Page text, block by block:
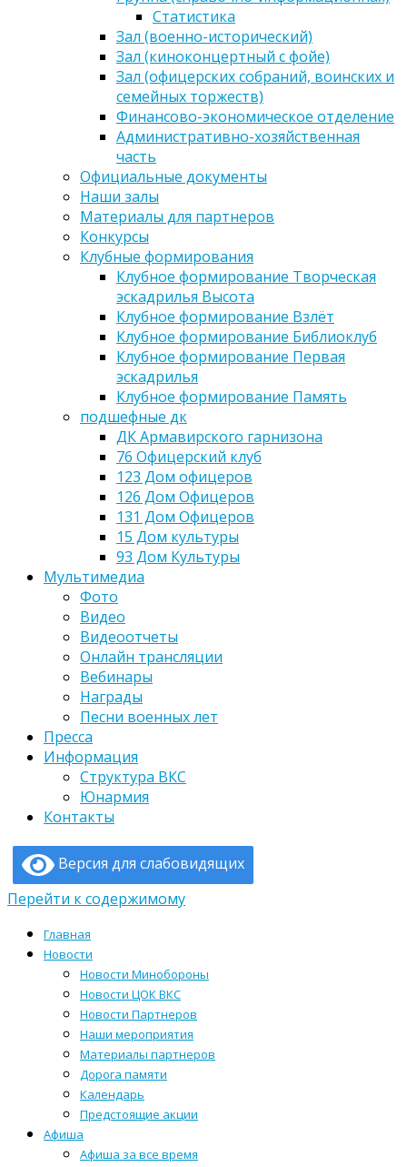
Статистика
Зал (военно-исторический)
Зал (киноконцертный с фойе)
Зал (офицерских собраний, воинских и
семейных торжеств)
Финансово-экономическое отделение
Административно-хозяйственная
часть
Официальные документы
Наши залы
Материалы для партнеров
Конкурсы
Клубные формирования
Клубное формирование Творческая
эскадрилья Высота
Клубное формирование Взлёт
Клубное формирование Библиоклуб
Клубное формирование Первая
эскадрилья
Клубное формирование Память
подшефные дк
ДК Армавирского гарнизона
76 Офицерский клуб
123 Дом офицеров
126 Дом Офицеров
131 Дом Офицеров
15 Дом культуры
93 Дом Культуры
Мультимедиа
Фото
Видео
Видеоотчеты
Онлайн трансляции
Вебинары
Награды
Песни военных лет
Пресса
Информация
Структура ВКС
Юнармия
Контакты
Версия для слабовидящих
Перейти к содержимому
Главная
Новости
Новости Минобороны
Новости ЦОК ВКС
Новости Партнеров
Наши мероприятия
Материалы партнеров
Дорога памяти
Календарь
Предстоящие акции
Афиша
Афиша за все время